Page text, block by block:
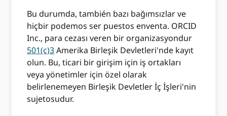
Bu durumda, también bazı bağımsızlar ve
hiçbir podemos ser puestos enventa. ORCID
Inc., para cezası veren bir organizasyondur
501(c)3Amerika Birleşik Devletleri'nde kayıt
olun. Bu, ticari bir girişim için iş ortakları
veya yönetimler için özel olarak
belirlenemeyen Birleşik Devletler İç İşleri'nin
sujetosudur.